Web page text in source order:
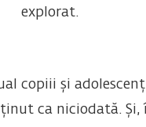
explorat.
copiii și
ca niciodată. Și,